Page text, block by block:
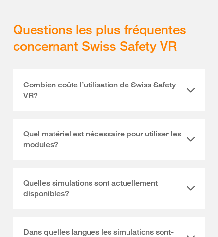
Questions les plus fréquentes
concernant Swiss Safety VR
Combien coûte l’utilisation de Swiss Safety
VR?
Quel matériel est nécessaire pour utiliser les
modules?
Quelles simulations sont actuellement
disponibles?
Dans quelles langues les simulations sont-